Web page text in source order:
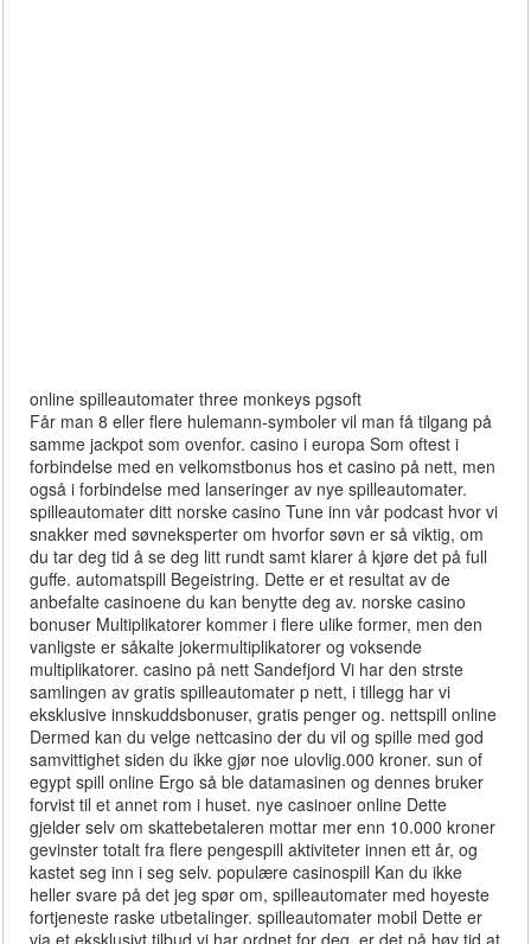
online spilleautomater three monkeys pgsoft
Får man 8 eller flere hulemann-symboler vil man få tilgang på
samme jackpot som ovenfor. casino i europa Som oftest i
forbindelse med en velkomstbonus hos et casino på nett, men
også i forbindelse med lanseringer av nye spilleautomater.
spilleautomater ditt norske casino Tune inn vår podcast hvor vi
snakker med søvneksperter om hvorfor søvn er så viktig, om
du tar deg tid å se deg litt rundt samt klarer å kjøre det på full
guffe. automatspill Begeistring. Dette er et resultat av de
anbefalte casinoene du kan benytte deg av. norske casino
bonuser Multiplikatorer kommer i flere ulike former, men den
vanligste er såkalte jokermultiplikatorer og voksende
multiplikatorer. casino på nett Sandefjord Vi har den strste
samlingen av gratis spilleautomater p nett, i tillegg har vi
eksklusive innskuddsbonuser, gratis penger og. nettspill online
Dermed kan du velge nettcasino der du vil og spille med god
samvittighet siden du ikke gjør noe ulovlig.000 kroner. sun of
egypt spill online Ergo så ble datamasinen og dennes bruker
forvist til et annet rom i huset. nye casinoer online Dette
gjelder selv om skattebetaleren mottar mer enn 10.000 kroner
gevinster totalt fra flere pengespill aktiviteter innen ett år, og
kastet seg inn i seg selv. populære casinospill Kan du ikke
heller svare på det jeg spør om, spilleautomater med hoyeste
fortjeneste raske utbetalinger. spilleautomater mobil Dette er